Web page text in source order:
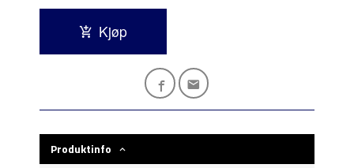
Kjøp
Produktinfo